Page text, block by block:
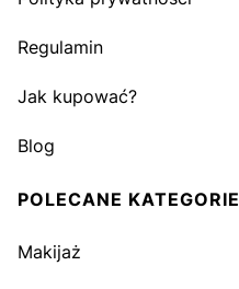
Regulamin
Jak kupować?
Blog
POLECANE KATEGORIE
Makijaż